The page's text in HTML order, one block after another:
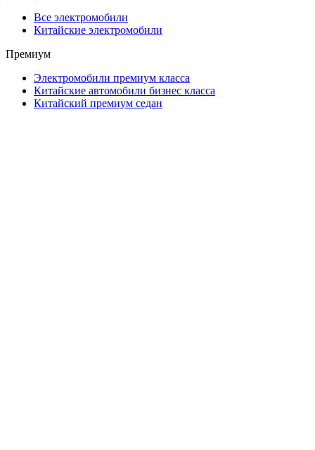
Все электромобили
Китайские электромобили
Премиум
Электромобили премиум класса
Китайские автомобили бизнес класса
Китайский премиум седан